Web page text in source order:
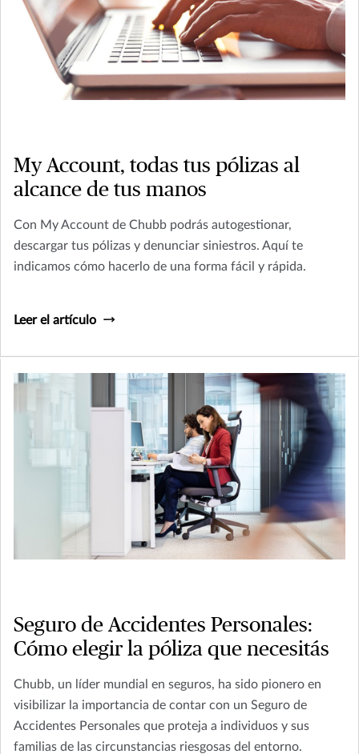
My Account, todas tus pólizas al
alcance de tus manos
Con My Account de Chubb podrás autogestionar,
descargar tus pólizas y denunciar siniestros. Aquí te
indicamos cómo hacerlo de una forma fácil y rápida.
Leer el artículo
Seguro de Accidentes Personales:
Cómo elegir la póliza que necesitás
Chubb, un líder mundial en seguros, ha sido pionero en
visibilizar la importancia de contar con un Seguro de
Accidentes Personales que proteja a individuos y sus
familias de las circunstancias riesgosas del entorno.